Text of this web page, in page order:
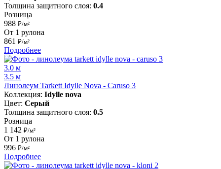
Толщина защитного слоя: 0.4
Розница
988 ₽/м²
От 1 рулона
861 ₽/м²
Подробнее
3.0 м
3.5 м
Линолеум Tarkett Idylle Nova - Caruso 3
Коллекция: Idylle nova
Цвет: Серый
Толщина защитного слоя: 0.5
Розница
1 142 ₽/м²
От 1 рулона
996 ₽/м²
Подробнее